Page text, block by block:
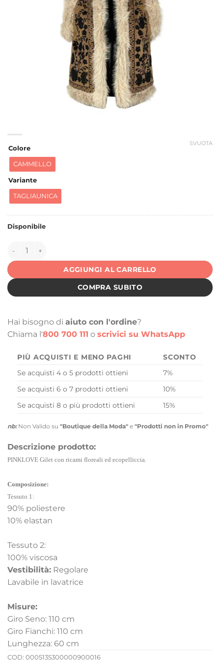
Colore
CAMMELLO
Variante
TAGLIAUNICA
SVUOTA
Disponibile
151501 quantità
AGGIUNGI AL CARRELLO
COMPRA SUBITO
Hai bisogno di aiuto con l'ordine?
Chiama l'800 700 111 o scrivici su WhatsApp
PIÙ ACQUISTI E MENO PAGHI
SCONTO
Se acquisti 4 o 5 prodotti ottieni
7%
Se acquisti 6 o 7 prodotti ottieni
10%
Se acquisti 8 o più prodotti ottieni
15%
nb:Non Valido su "Boutique della Moda" e "Prodotti non in Promo"
Descrizione prodotto:
PINKLOVE Gilet con ricami floreali ed ecopelliccia.
Composizione:
Tessuto 1:
90% poliestere
10% elastan
Tessuto 2:
100% viscosa
Vestibilità: Regolare
Lavabile in lavatrice
Misure:
Giro Seno: 110 cm
Giro Fianchi: 110 cm
Lunghezza: 60 cm
COD: 0005135300000900016